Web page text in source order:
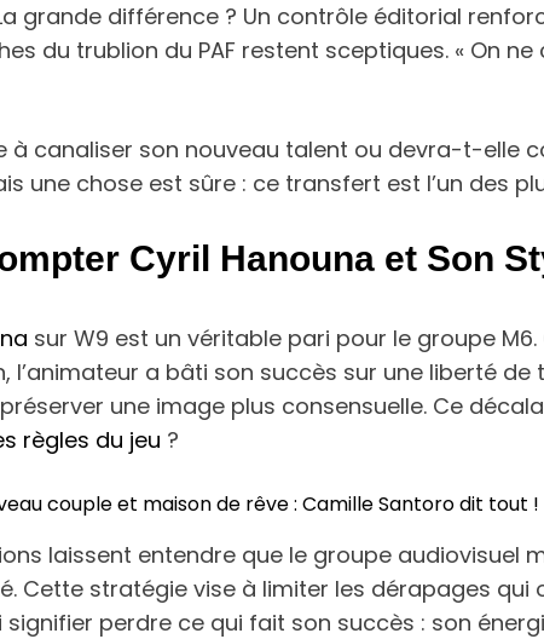
grande différence ? Un contrôle éditorial
du trublion du PAF restent sceptiques. « On
à canaliser son nouveau talent ou devra-t-elle
une chose est sûre : ce transfert est l’un des
Cyril Hanouna et Son
sur W9 est un véritable pari pour le groupe
l’animateur a bâti son succès sur une liberté
une image plus consensuelle. Ce
règles du jeu ?
couple et maison de rêve : Camille Santoro dit tout !
laissent entendre que le groupe audiovisuel
Cette stratégie vise à limiter les dérapages qui
perdre ce qui fait son succès : son